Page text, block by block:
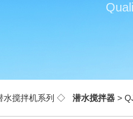
水搅拌机系列 ◇ 潜水搅拌器 >